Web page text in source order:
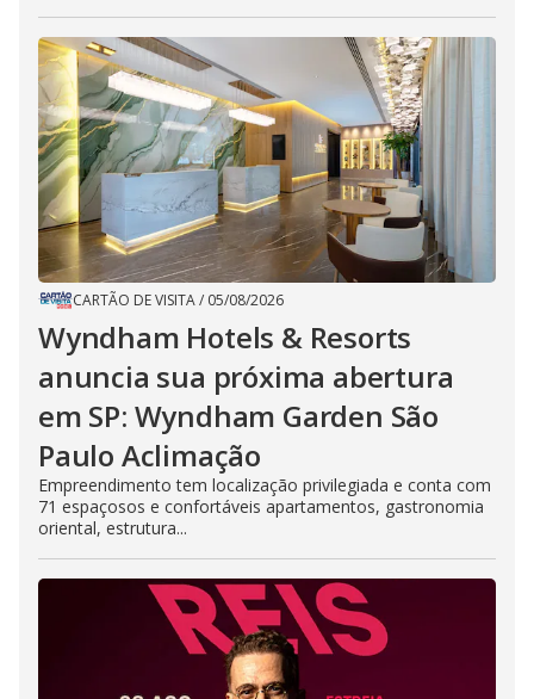
CARTÃO DE VISITA/ 05/08/2026
Wyndham Hotels & Resorts
anuncia sua próxima abertura
em SP: Wyndham Garden São
Paulo Aclimação
Empreendimento tem localização privilegiada e conta com
71 espaçosos e confortáveis apartamentos, gastronomia
oriental, estrutura...